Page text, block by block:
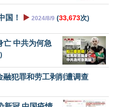
国！ ▶️ 2024/8/9 (33,673次)
亡 中共为何急
融犯罪和劳工剥削遭调查